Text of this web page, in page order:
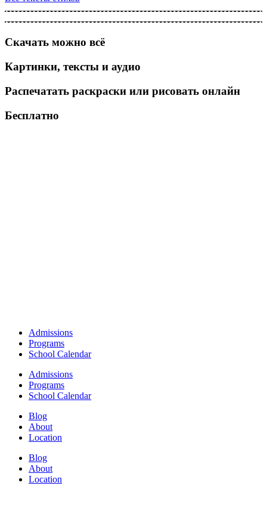
Скачать можно всё
Картинки, тексты и аудио
Распечатать раскраски или рисовать онлайн
Бесплатно
Admissions
Programs
School Calendar
Admissions
Programs
School Calendar
Blog
About
Location
Blog
About
Location